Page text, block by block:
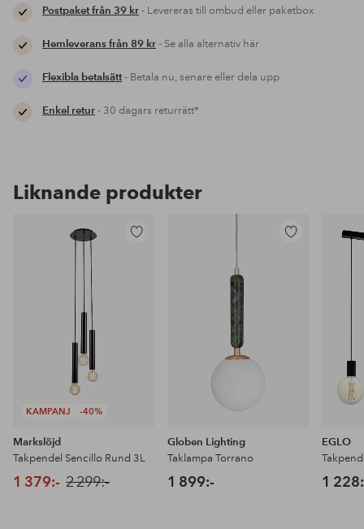
Postpaket från 39 kr- Levereras till ombud eller paketbox
Hemleverans från 89 kr- Se alla alternativ här
Flexibla betalsätt- Betala nu, senare eller dela upp
Enkel retur- 30 dagars returrätt*
Liknande produkter
KAMPANJ -40%
Markslöjd
Takpendel Sencillo Rund 3L
1 379:- 2 299:-
Globen Lighting
Taklampa Torrano
1 899:-
EGLO
1